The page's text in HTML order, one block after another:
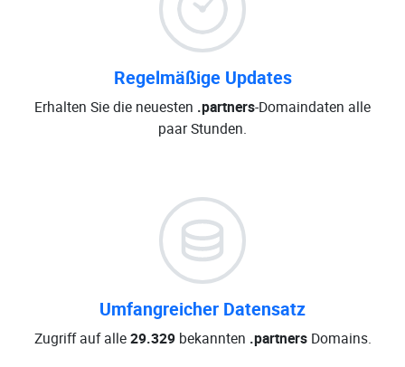
Regelmäßige Updates
Erhalten Sie die neuesten .partners-Domaindaten alle
paar Stunden.
Umfangreicher Datensatz
Zugriff auf alle29.329bekannten .partnersDomains.